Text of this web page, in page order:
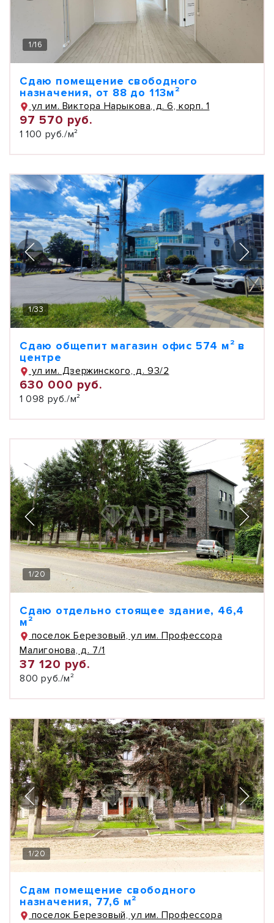
1/16
Сдаю помещение свободного
назначения, от 88 до 113м²
ул им. Виктора Нарыкова, д. 6, корп. 1
97 570 руб.
1 100 руб./м²
1/33
Сдаю общепит магазин офис 574 м² в
центре
ул им. Дзержинского, д. 93/2
630 000 руб.
1 098 руб./м²
1/20
Сдаю отдельно стоящее здание, 46,4
м²
поселок Березовый, ул им. Профессора
Малигонова, д. 7/1
37 120 руб.
800 руб./м²
1/20
Сдам помещение свободного
назначения, 77,6 м²
поселок Березовый, ул им. Профессора